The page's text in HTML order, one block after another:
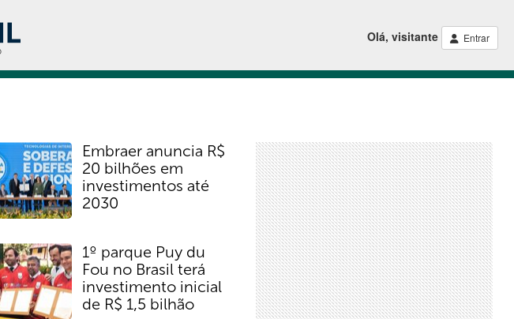
Olá, visitante Entrar
Embraer anuncia R$
20 bilhões em
investimentos até
2030
1º parque Puy du
Fou no Brasil terá
investimento inicial
de R$ 1,5 bilhão